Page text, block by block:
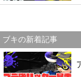
ブキの新着記事